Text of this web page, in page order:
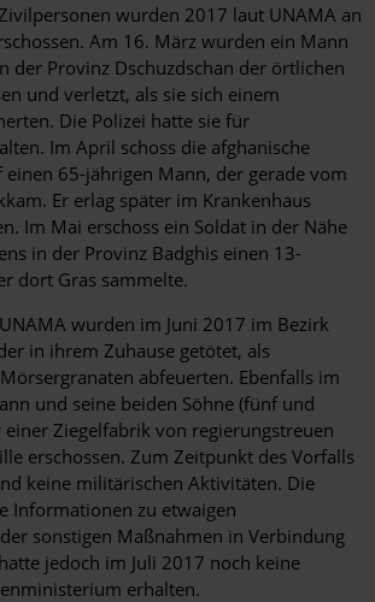
wurden 2017 laut UNAMA an
Am 16. März wurden ein Mann
der Provinz Dschuzdschan der örtlichen
und verletzt, als sie sich einem
Die Polizei hatte sie für
Im April schoss die afghanische
65-jährigen Mann, der gerade vom
Er erlag später im Krankenhaus
Im Mai erschoss ein Soldat in der Nähe
in der Provinz Badghis einen 13-
dort Gras sammelte.
wurden im Juni 2017 im Bezirk
in ihrem Zuhause getötet, als
abfeuerten. Ebenfalls im
und seine beiden Söhne (fünf und
einer Ziegelfabrik von regierungstreuen
erschossen. Zum Zeitpunkt des Vorfalls
keine militärischen Aktivitäten. Die
Informationen zu etwaigen
sonstigen Maßnahmen in Verbindung
jedoch im Juli 2017 noch keine
erhalten.